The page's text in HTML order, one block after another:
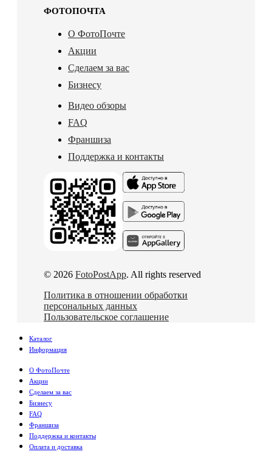
ФОТОПОЧТА
О ФотоПочте
Акции
Сделаем за вас
Бизнесу
Видео обзоры
FAQ
Франшиза
Поддержка и контакты
© 2026 FotoPostApp. All rights reserved
Политика в отношении обработки
персональных данных
Пользовательское соглашение
Каталог
Информация
О ФотоПочте
Акции
Сделаем за вас
Бизнесу
FAQ
Франшиза
Поддержка и контакты
Оплата и доставка